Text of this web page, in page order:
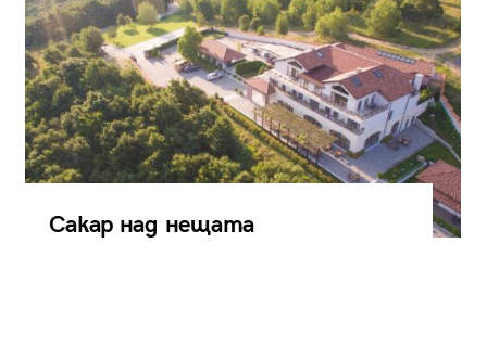
Сакар над нещата